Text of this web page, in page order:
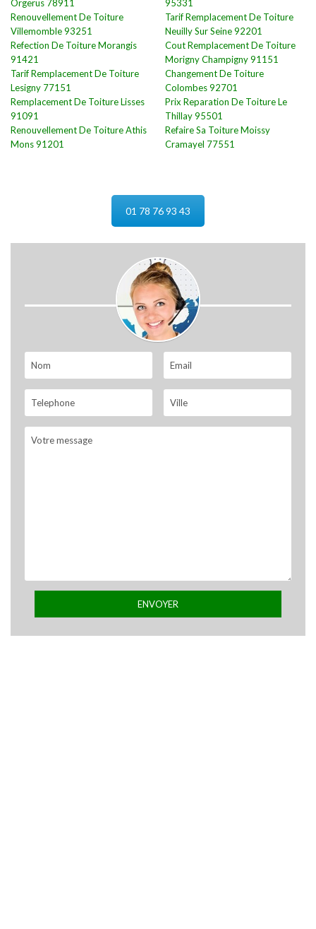
Orgerus 78911
Renouvellement De Toiture
Villemomble 93251
Refection De Toiture Morangis
91421
Tarif Remplacement De Toiture
Lesigny 77151
Remplacement De Toiture Lisses
91091
Renouvellement De Toiture Athis
Mons 91201
95331
Tarif Remplacement De Toiture
Neuilly Sur Seine 92201
Cout Remplacement De Toiture
Morigny Champigny 91151
Changement De Toiture
Colombes 92701
Prix Reparation De Toiture Le
Thillay 95501
Refaire Sa Toiture Moissy
Cramayel 77551
01 78 76 93 43